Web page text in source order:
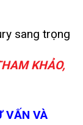
sang trọng
KHẢO,
VẤN VÀ